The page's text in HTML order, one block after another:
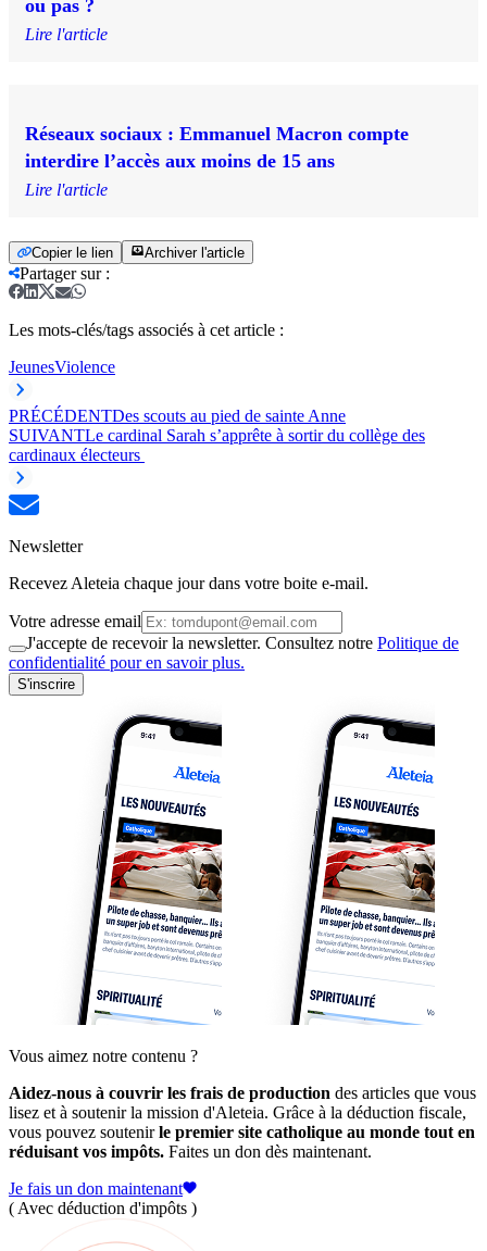
ou pas ?
Lire l'article
Réseaux sociaux : Emmanuel Macron compte
interdire l’accès aux moins de 15 ans
Lire l'article
Copier le lien Archiver l'article
Partager sur:
Les mots-clés/tags associés à cet article :
JeunesViolence
PRÉCÉDENTDes scouts au pied de sainte Anne
SUIVANTLe cardinal Sarah s’apprête à sortir du collège des
cardinaux électeurs
Newsletter
Recevez Aleteia chaque jour dans votre boite e-mail.
Votre adresse email
J'accepte de recevoir la newsletter. Consultez notre Politique de
confidentialité pour en savoir plus.
S'inscrire
Vous aimez notre contenu ?
Aidez-nous à couvrir les frais de production des articles que vous
lisez et à soutenir la mission d'Aleteia. Grâce à la déduction fiscale,
vous pouvez soutenirle premier site catholique au monde tout en
réduisant vos impôts. Faites un don dès maintenant.
Je fais un don maintenant
( Avec déduction d'impôts )